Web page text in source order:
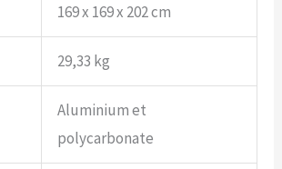
169 x 169 x 202 cm
29,33 kg
Aluminium et
polycarbonate